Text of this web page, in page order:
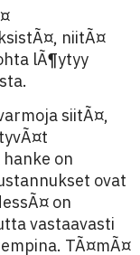
niitÃ¤
lÃ¶ytyy
siitÃ¤,
on
ovat
on
vastaavasti
TÃ¤mÃ¤